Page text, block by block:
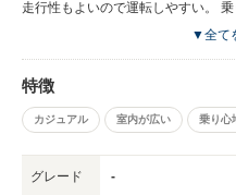
走行性もよいので運転しやすい。
で単色でもよいし、ツートーンカ
なと思います。 冬はヒーターなど
前にいれられるエンジンスターター
ちいいと思います。 カーナビゲー
ィオはいろいろこだわりがあるひ
しは標準のタイプをつけましたが
▼全て
特徴
カジュアル 室内が広い 乗り心
グレード -